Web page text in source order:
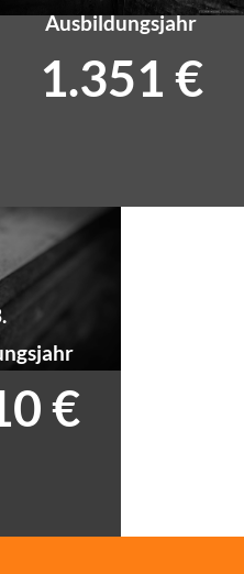
Ausbildungsjahr
1.351 €
€